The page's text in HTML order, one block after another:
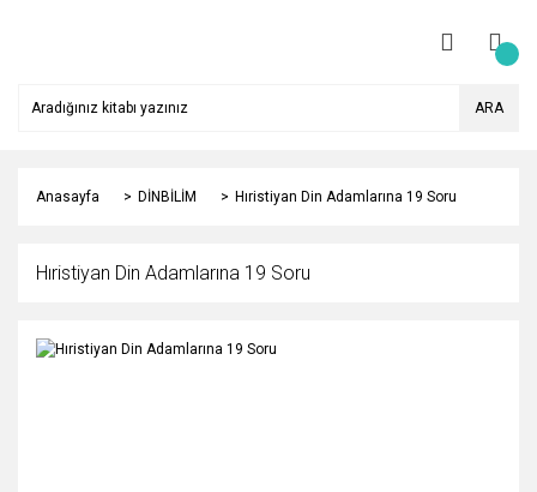
ARA
Anasayfa DİNBİLİM Hıristiyan Din Adamlarına 19 Soru
Hıristiyan Din Adamlarına 19 Soru